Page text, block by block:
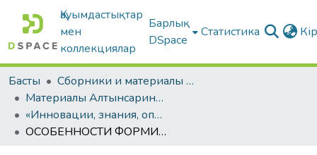
Қауымдастықтар
мен
коллекциялар
Барлық
DSpace
Статистика
Басты
Сборники и материалы конференций
Материалы Алтынсаринских педагогических чтений
«Инновации, знания, опыт – векторы образовательных треков»: Материалы международной научно-практической конференции. КНИГА II
ОСОБЕННОСТИ ФОРМИРОВАНИЯ ЛИДЕРСКИХ КАЧЕСТВ У СТУДЕНТОВ КОЛЛЕДЖА